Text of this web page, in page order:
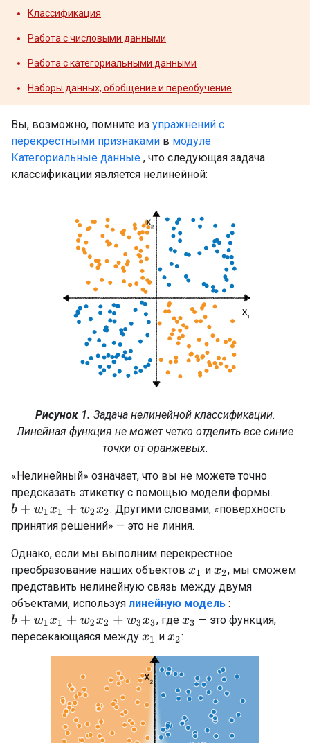
Классификация
Работа с числовыми данными
Работа с категориальными данными
Наборы данных, обобщение и переобучение
Вы, возможно, помните из упражнений с
перекрестными признаками в модуле
Категориальные данные , что следующая задача
классификации является нелинейной:
Рисунок 1. Задача нелинейной классификации.
Линейная функция не может четко отделить все синие
точки от оранжевых.
«Нелинейный» означает, что вы не можете точно
предсказать этикетку с помощью модели формы.
b +w 1x1 +w 2x 2
. Другими словами, «поверхность
принятия решений» — это не линия.
Однако, если мы выполним перекрестное
преобразование наших объектов x1 иx2, мы сможем
представить нелинейную связь между двумя
объектами, используя линейную модель :
b +w 1x1 +w 2x 2+w3x 3 , где x3 — это функция,
пересекающаяся между x1 иx2: